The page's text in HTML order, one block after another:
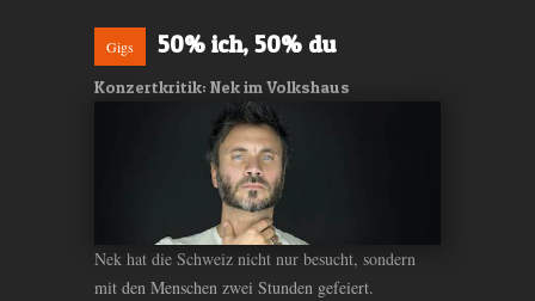
Gigs 50% ich, 50% du
Konzertkritik: Nek im Volkshaus
Nek hat die Schweiz nicht nur besucht, sondern
mit den Menschen zwei Stunden gefeiert.